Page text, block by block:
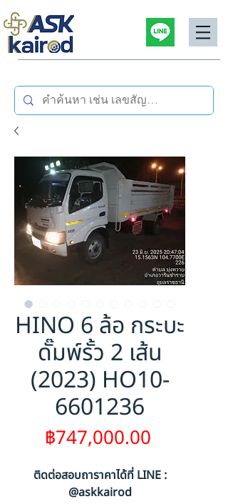
HINO 6 ล้อ กระบะ
ดั๊มพ์รั้ว 2 เส้น
(2023) HO10-
6601236
฿747,000.00
ติดต่อสอบถาราคาได้ที่ LINE :
@askkairod